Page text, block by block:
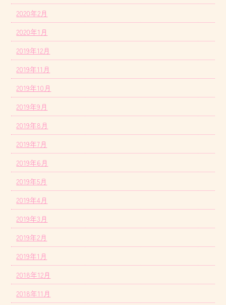
2020年2月
2020年1月
2019年12月
2019年11月
2019年10月
2019年9月
2019年8月
2019年7月
2019年6月
2019年5月
2019年4月
2019年3月
2019年2月
2019年1月
2018年12月
2018年11月